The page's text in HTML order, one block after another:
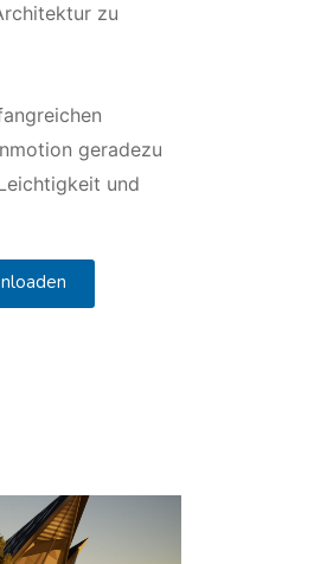
zu
geradezu
und